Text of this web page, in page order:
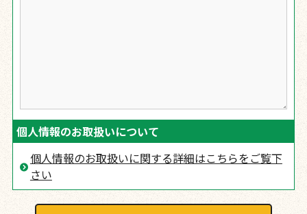
個人情報のお取扱いについて
個人情報のお取扱いに関する詳細はこちらをご覧下
さい